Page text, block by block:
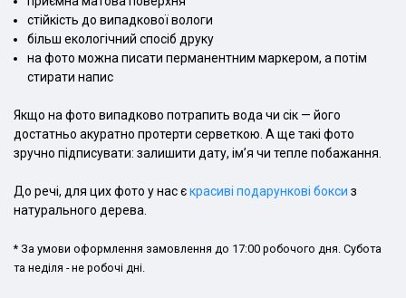
стійкість до випадкової вологи
більш екологічний спосіб друку
на фото можна писати перманентним маркером, а потім
стирати напис
Якщо на фото випадково потрапить вода чи сік — його
достатньо акуратно протерти серветкою. А ще такі фото
зручно підписувати: залишити дату, ім’я чи тепле побажання.
До речі, для цих фото у нас єкрасиві подарункові бокси з
натурального дерева.
* За умови оформлення замовлення до 17:00 робочого дня. Субота
та неділя - не робочі дні.